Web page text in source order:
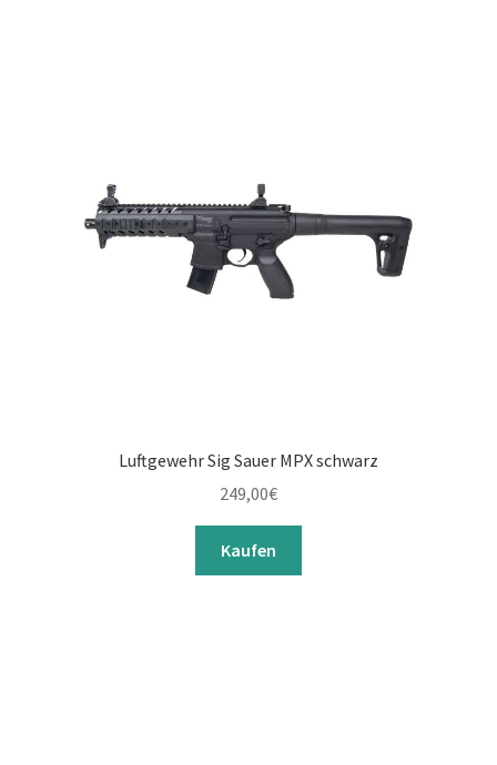
Luftgewehr Sig Sauer MPX schwarz
249,00€
Kaufen